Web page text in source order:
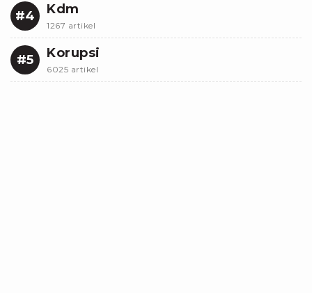
#4 Kdm
1267 artikel
#5 Korupsi
6025 artikel